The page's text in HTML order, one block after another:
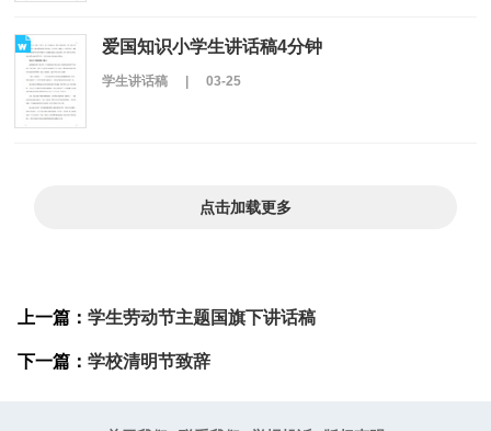
爱国知识小学生讲话稿4分钟
学生讲话稿 | 03-25
点击加载更多
上一篇： 学生劳动节主题国旗下讲话稿
下一篇： 学校清明节致辞